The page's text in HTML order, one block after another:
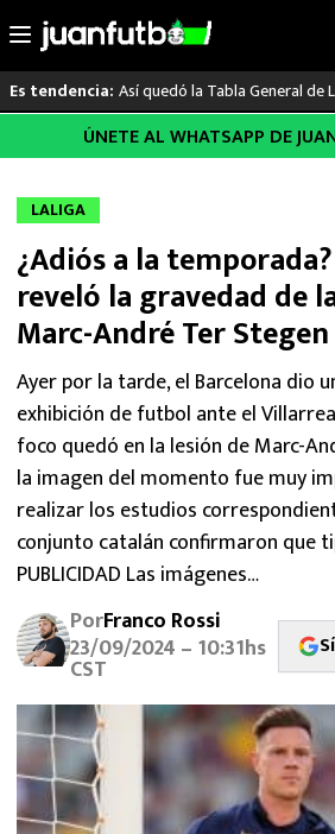
al
Es tendencia: Así quedó la Tabla General de
LO ÚLTIMO
LIGA MX
RAYADOS
PUMAS
ATLANTE
SELECCIÓN MEXICANA
FUTBOL INTERNACIONAL
MEXICANOS EN EL EXTRANJERO
FUTBOL ESTUFA
FÓRMULA 1
BOXEO
LIGA MX
ÚNETE AL WHATSAPP DE
LALIGA
¿Adiós a la
reveló la gravedad de
Marc-André Ter Stegen
Ayer por la tarde, el Barcelona dio
exhibición de futbol ante el
foco quedó en la lesión de Marc-
la imagen del momento fue muy
realizar los estudios
conjunto catalán confirmaron que
PUBLICIDAD Las imágenes…
PorFranco Rossi
23/09/2024 – 10:31hs
CST